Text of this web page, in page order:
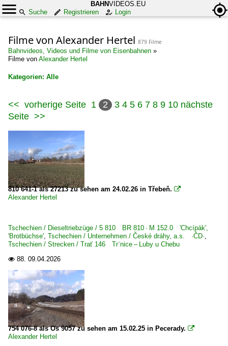
BAHNVIDEOS.EU
Suche
Registrieren Login
Filme von Alexander Hertel 879 Filme
Bahnvideos, Videos und Filme von Eisenbahnen »
Filme von Alexander Hertel
Kategorien: Alle
Alle Kategorien
Dieselloks
BR 76 ·Traxx DE·
Deutschland
1 203 BR 203.3 Umbau DR V 100.1
Dresden Hbf ·DH·
Bahntechnische Anlagen und Kunstbauten
Göltzschtalbrücke
Dampfloks
<< vorherige Seite 1 2 3 4 5 6 7 8 9 10 nächste
Seite >>
810 641-1 als 27213 zu sehen am 24.02.26 in Třebeň. 
Alexander Hertel
Tschechien / Dieseltriebzüge / 5 810 BR 810 · M 152.0 'Chcípák',
'Brotbüchse', Tschechien / Unternehmen / České dráhy, a.s. ·ČD·,
Tschechien / Strecken / Trať 146 Tr¨nice – Luby u Chebu
 88. 09.04.2026
754 076-8 als Os 9057 zu sehen am 15.02.25 in Pecerady. 
Alexander Hertel